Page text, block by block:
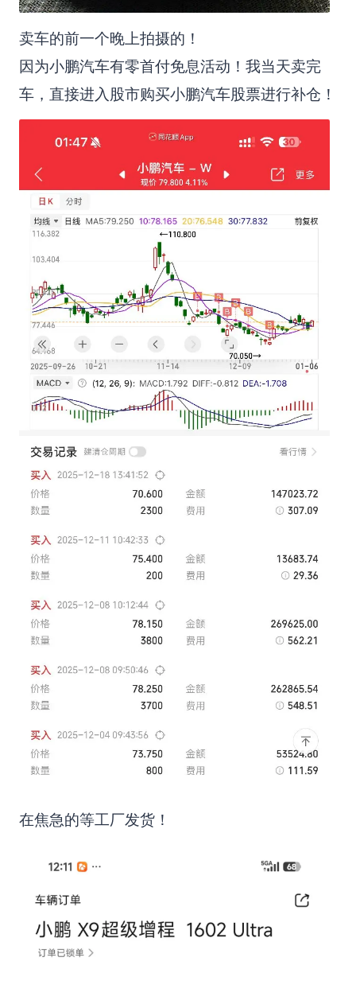
卖车的前一个晚上拍摄的！
因为小鹏汽车有零首付免息活动！我当天卖完
车，直接进入股市购买小鹏汽车股票进行补仓！
在焦急的等工厂发货！